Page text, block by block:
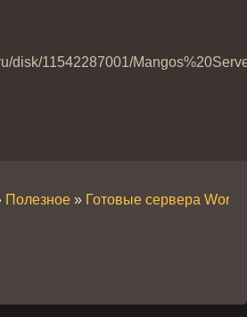
disk/11542287001/
Полезное » Готовые сервера World